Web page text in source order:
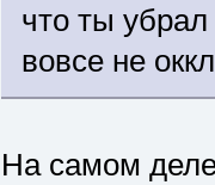
что ты
вовсе не
На самом